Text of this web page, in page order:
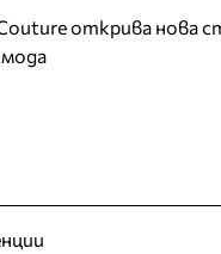
открива нова